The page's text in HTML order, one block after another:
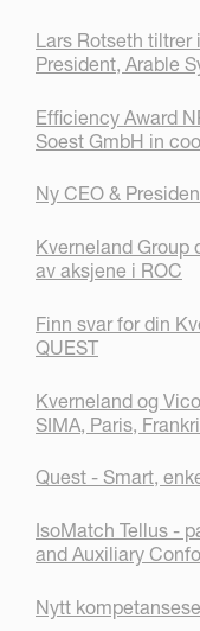
Lars Rotseth
President, Arable
Efficiency Award
Soest GmbH in
Ny CEO &
Kverneland Group
av aksjene i ROC
Finn svar for din
QUEST
Kverneland og
SIMA, Paris,
Quest - Smart,
IsoMatch Tellus -
and Auxiliary
Nytt